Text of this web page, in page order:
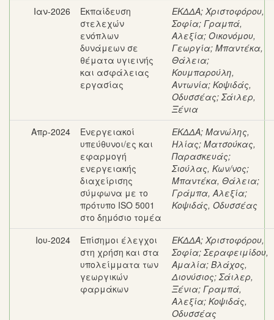
Ιαν-2026
Εκπαίδευση
στελεχών
ενόπλων
δυνάμεων σε
θέματα υγιεινής
και ασφάλειας
εργασίας
ΕΚΔΔΑ; Χριστοφόρου,
Σοφία; Γραμπά,
Αλεξία; Οικονόμου,
Γεωργία; Μπαντέκα,
Θάλεια;
Κουμπαρούλη,
Αντωνία; Κοψιδάς,
Οδυσσέας;Σάιλερ,
Ξένια
Απρ-2024
Ενεργειακοί
υπεύθυνοι/ες και
εφαρμογή
ενεργειακής
διαχείρισης
σύμφωνα με το
πρότυπο ISO 5001
στο δημόσιο τομέα
ΕΚΔΔΑ; Μανώλης,
Ηλίας; Ματσούκας,
Παρασκευάς;
Σιούλας, Κων/νος;
Μπαντέκα, Θάλεια;
Γράμπα, Αλεξία;
Κοψιδάς, Οδυσσέας
Ιου-2024
Επίσημοι έλεγχοι
στη χρήση και στα
υπολείμματα των
γεωργικών
φαρμάκων
ΕΚΔΔΑ; Χριστοφόρου,
Σοφία;Σεραφειμίδου,
Αμαλία; Βλάχος,
Διονύσιος;Σάιλερ,
Ξένια; Γραμπά,
Αλεξία; Κοψιδάς,
Οδυσσέας